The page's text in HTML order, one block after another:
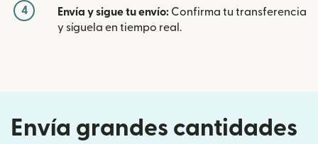
4 Envía y sigue tu envío: Confirma tu transferencia
y síguela en tiempo real.
Envía grandes cantidades